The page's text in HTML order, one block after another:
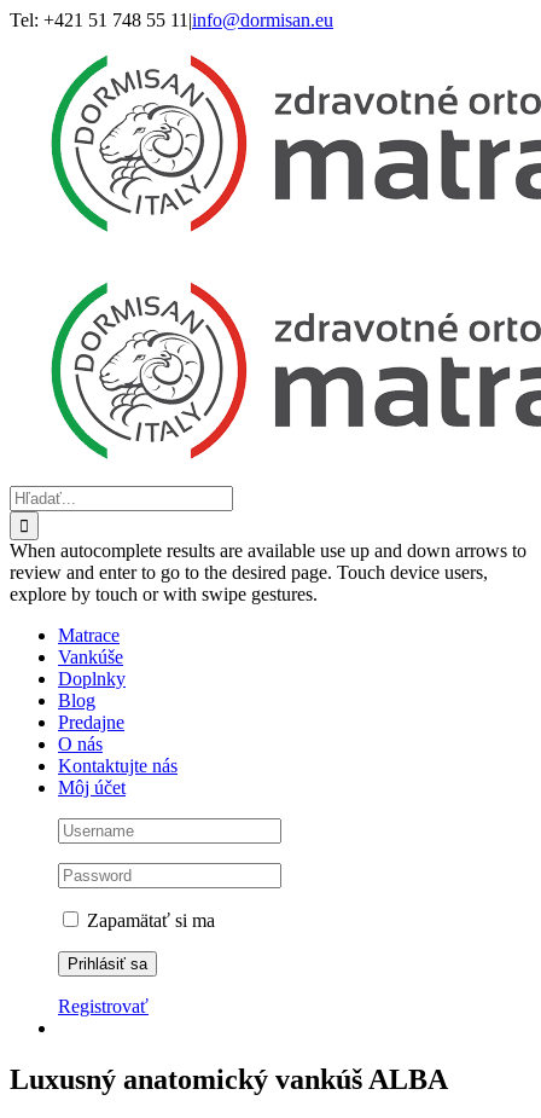
Skip
Tel: +421 51 748 55 11 |info@dormisan.eu
Hľadať:
When autocomplete results are available use up and down arrows to
review and enter to go to the desired page. Touch device users,
explore by touch or with swipe gestures.
Matrace
Vankúše
Doplnky
Blog
Predajne
O nás
Kontaktujte nás
Môj účet
Zapamätať si ma
Registrovať
Luxusný anatomický vankúš ALBA